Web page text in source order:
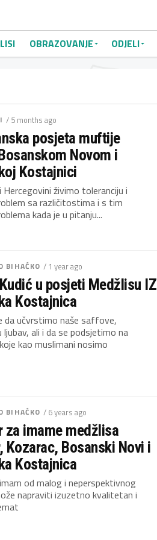
OBRAZOVANJE ODJELI
/ 5 months ago
posjeta muftije
Novom i
Kostajnici
Hercegovini živimo toleranciju i
sa različitostima i s tim
kada je u pitanju...
BIHAĆKO / 1 year ago
u posjeti Medžlisu IZ
Kostajnica
da učvrstimo naše saffove,
ljubav, ali i da se podsjetimo na
kao muslimani nosimo
BIHAĆKO / 6 years ago
za imame medžlisa
Kozarac, Bosanski Novi i
Kostajnica
od malog i neperspektivnog
napraviti izuzetno kvalitetan i